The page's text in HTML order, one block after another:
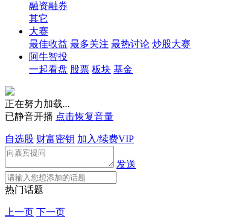
融资融券
其它
大赛
最佳收益 最多关注 最热讨论 炒股大赛
阿牛智投
一起看盘 股票 板块 基金
正在努力加载...
已静音开播 点击恢复音量
自选股 财富密钥 加入/续费VIP
发送
热门话题
上一页 下一页